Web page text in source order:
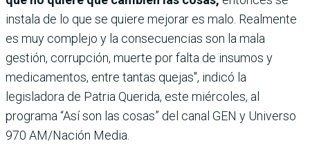
instala de lo que se quiere mejorar es malo. Realmente
es muy complejo y la consecuencias son la mala
gestión, corrupción, muerte por falta de insumos y
medicamentos, entre tantas quejas", indicó la
legisladora de Patria Querida, este miércoles, al
programa “Así son las cosas” del canal GEN y Universo
970 AM/Nación Media.